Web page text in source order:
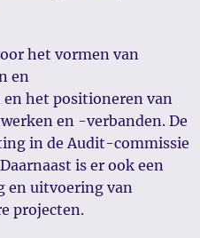
het vormen van
en
het positioneren van
en -verbanden. De
in de Audit-commissie
is er ook een
en uitvoering van
projecten.